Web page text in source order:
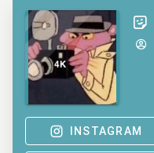
INSTAGRAM